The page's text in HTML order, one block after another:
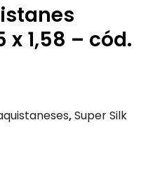
x 1,58 – cód.
,Super Silk